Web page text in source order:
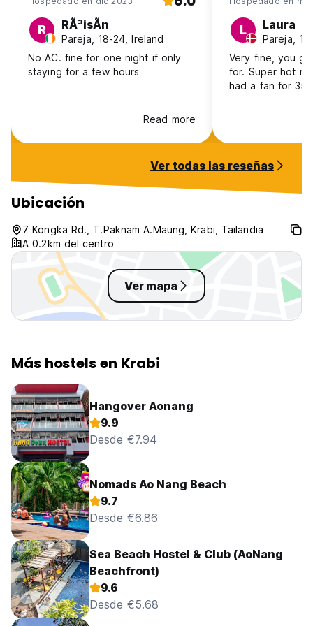
R RÃ³isÃ­n
Pareja, 18-24, Ireland
No AC. fine for one night if only
staying for a few hours
Read more
L Laura
Pareja,
Very fine, you
for. Super hot
had a fan for 35
Ver todas las reseñas
Ubicación
7 Kongka Rd., T.Paknam A.Maung, Krabi, Tailandia
A 0.2km del centro
Ver mapa
Más hostels en Krabi
Hangover Aonang
9.9
Desde €7.94
Nomads Ao Nang Beach
9.7
Desde €6.86
Sea Beach Hostel & Club (AoNang
Beachfront)
9.6
Desde €5.68